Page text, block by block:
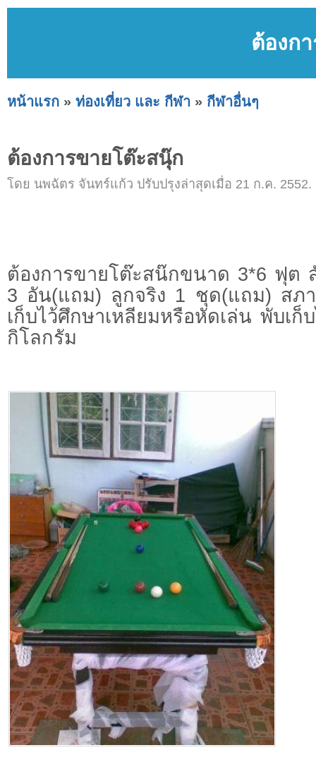
ต้องก
หน้าแรก » ท่องเที่ยว และ กีฬา » กีฬาอื่นๆ
ต้องการขายโต๊ะสนุ๊ก
โดย นพฉัตร จันทร์แก้ว ปรับปรุงล่าสุดเมื่อ 21 ก.ค. 2552.
ต้องการขายโต๊ะสน๊กขนาด 3*6 ฟุต
3 อัน(แถม) ลูกจริง 1 ชุด(แถม) สภ
เก็บไว้ศึกษาเหลียมหรือหัดเล่น พับเ
กิโลกรัม